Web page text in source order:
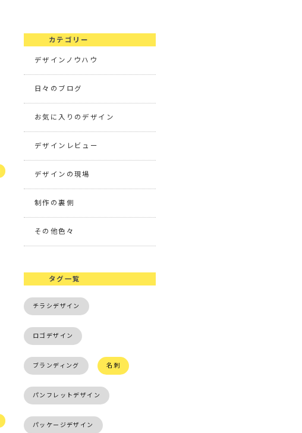
カテゴリー
デザインノウハウ
日々のブログ
お気に入りのデザイン
デザインレビュー
デザインの現場
制作の裏側
その他色々
タグ一覧
チラシデザイン
ロゴデザイン
ブランディング 名刺
パンフレットデザイン
パッケージデザイン